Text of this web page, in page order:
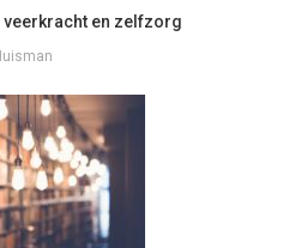
veerkracht en zelfzorg